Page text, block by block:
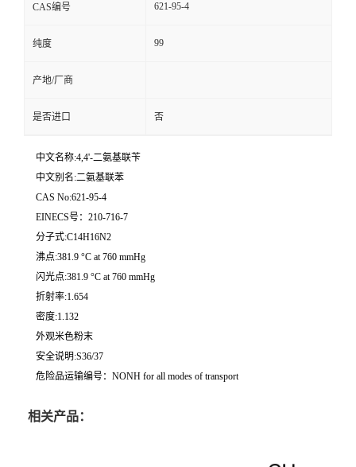
CAS编号 621-95-4
纯度 99
产地/厂商
是否进口 否
中文名称:4,4'-二氨基联苄
中文别名:二氨基联苯
CAS No:621-95-4
EINECS号：210-716-7
分子式:C14H16N2
沸点:381.9 °C at 760 mmHg
闪光点:381.9 °C at 760 mmHg
折射率:1.654
密度:1.132
外观米色粉末
安全说明:S36/37
危险品运输编号：NONH for all modes of transport
相关产品：